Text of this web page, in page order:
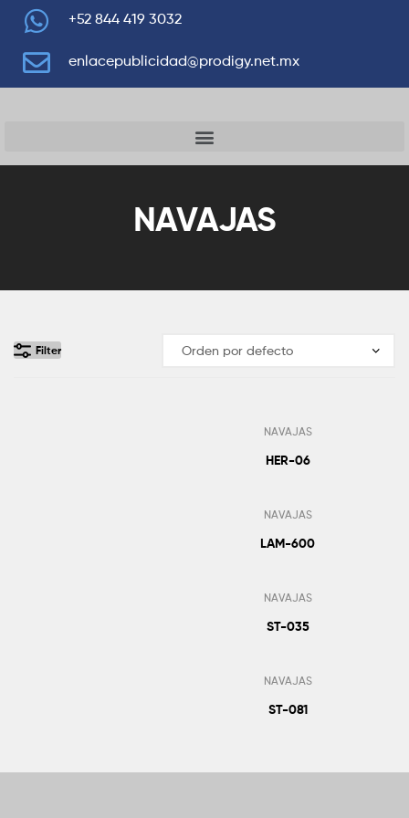
enlacepublicidad@prodigy.net.mx
+52 844 419 3032
NAVAJAS
Filter
NAVAJAS
HER-06
NAVAJAS
LAM-600
NAVAJAS
ST-035
NAVAJAS
ST-081